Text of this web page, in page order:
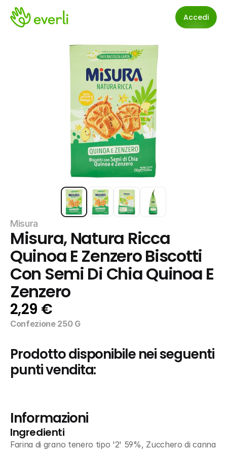
Accedi
Misura
Misura, Natura Ricca
Quinoa E Zenzero Biscotti
Con Semi Di Chia Quinoa E
Zenzero
2,29 €
Confezione 250 G
Prodotto disponibile nei seguenti
punti vendita:
Informazioni
Ingredienti
Farina di grano tenero tipo '2' 59%, Zucchero di canna